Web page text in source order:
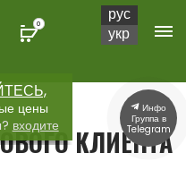
цены
входите
0
КЛИЕНТА
рус
укр
Инфо
Группа в
Telegram